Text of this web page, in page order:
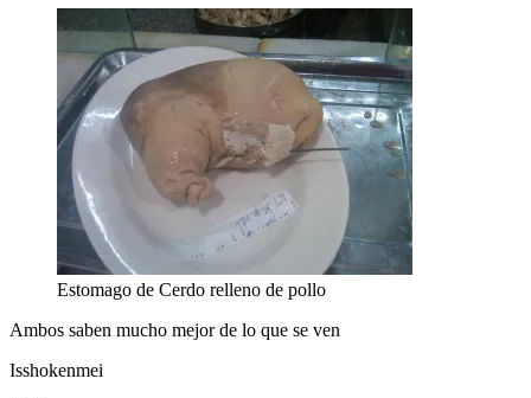
Estomago de Cerdo relleno de pollo
Ambos saben mucho mejor de lo que se ven
Isshokenmei